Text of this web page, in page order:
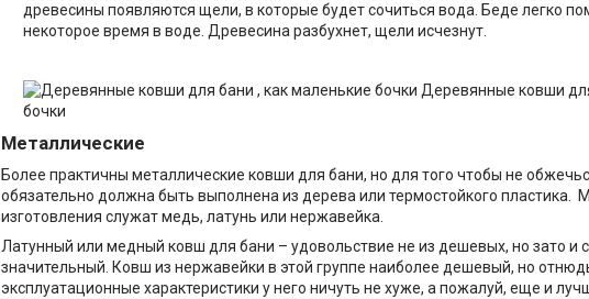
древесины появляются щели, в которые будет сочиться вода. Беде легко
некоторое время в воде. Древесина разбухнет, щели исчезнут.
Деревянные ковши
бочки
Металлические
Более практичны металлические ковши для бани, но для того чтобы не
обязательно должна быть выполнена из дерева или термостойкого пластика.
изготовления служат медь, латунь или нержавейка.
Латунный или медный ковш для бани – удовольствие не из дешевых, но зато и
значительный. Ковш из нержавейки в этой группе наиболее дешевый, но
эксплуатационные характеристики у него ничуть не хуже, а пожалуй, еще и